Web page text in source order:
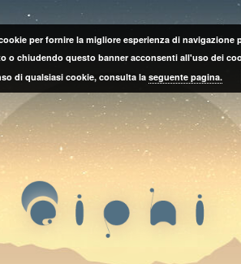
per fornire la migliore esperienza di navigazione
o chiudendo questo banner acconsenti all'uso dei
di qualsiasi cookie, consulta laseguente pagina.